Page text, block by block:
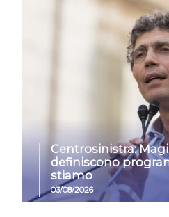
Centrosinistra:
definiscono
stiamo
03/08/2026